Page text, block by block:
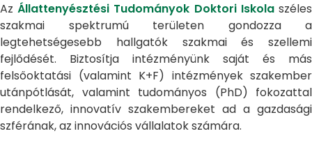
AzÁllattenyésztési Tudományok Doktori Iskolaszéles
szakmai spektrumú területen gondozza a
legtehetségesebb hallgatók szakmai és szellemi
fejlődését. Biztosítja intézményünk saját és más
felsőoktatási (valamint K+F) intézmények szakember
utánpótlását, valamint tudományos (PhD) fokozattal
rendelkező, innovatív szakembereket ad a gazdasági
szférának, az innovációs vállalatok számára.